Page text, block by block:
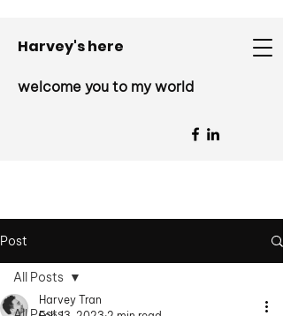
Harvey's here
welcome you to my world
Post
All Posts
Harvey Tran